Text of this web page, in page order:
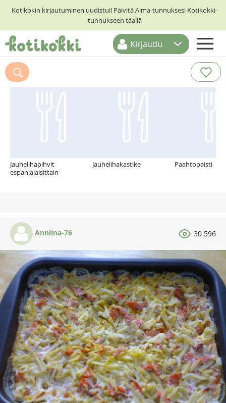
Kotikokin kirjautuminen uudistui! Päivitä Alma-tunnuksesi Kotikokki-
tunnukseen täällä
ETUSIVU
RESEPTIHAKU
Kirjaudu
Suosittelemme myös
Jauhelihapihvit
espanjalaisittain
Jauhelihakastike Paahtopaisti
Anniina-76 30 596